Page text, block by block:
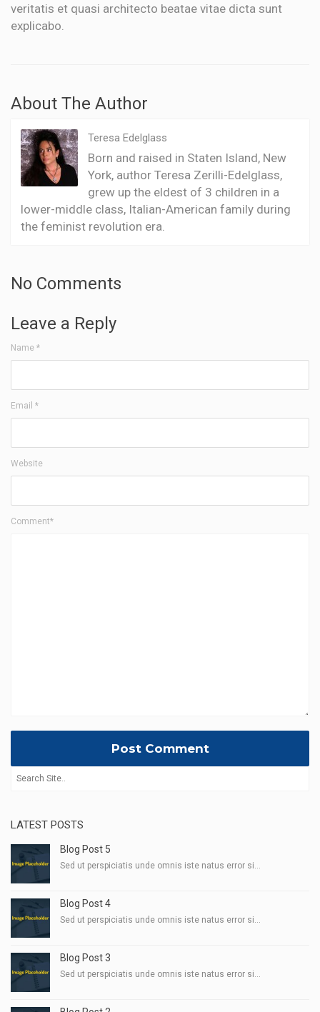
veritatis et quasi architecto beatae vitae dicta sunt
explicabo.
About The Author
Teresa Edelglass
Born and raised in Staten Island, New
York, author Teresa Zerilli-Edelglass,
grew up the eldest of 3 children in a
lower-middle class, Italian-American family during
the feminist revolution era.
No Comments
Leave a Reply
Name *
Email *
Website
Comment*
LATEST POSTS
Blog Post 5
Sed ut perspiciatis unde omnis iste natus error si...
Blog Post 4
Sed ut perspiciatis unde omnis iste natus error si...
Blog Post 3
Sed ut perspiciatis unde omnis iste natus error si...